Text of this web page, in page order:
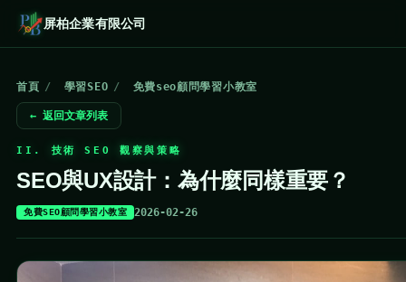
屏柏企業有限公司
首頁 / 學習SEO / 免費seo顧問學習小教室
← 返回文章列表
II. 技術 SEO 觀察與策略
SEO與UX設計：為什麼同樣重要？
免費SEO顧問學習小教室 2026-02-26